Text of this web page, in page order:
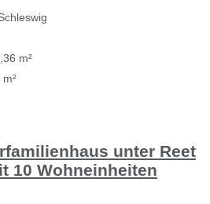
m²
unter Reet
10 Wohneinheiten